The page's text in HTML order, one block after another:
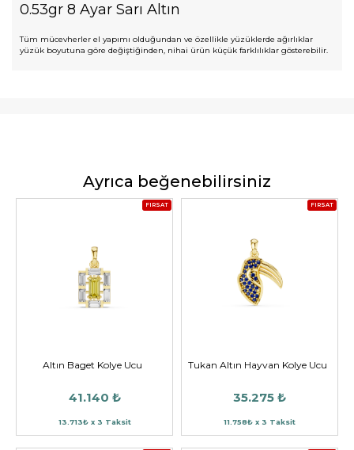
0.53gr 8 Ayar Sarı Altın
Tüm mücevherler el yapımı olduğundan ve özellikle yüzüklerde ağırlıklar
yüzük boyutuna göre değiştiğinden, nihai ürün küçük farklılıklar gösterebilir.
Ayrıca beğenebilirsiniz
FIRSAT
Altın Baget Kolye Ucu
41.140 ₺
13.713₺ x 3 Taksit
FIRSAT
Tukan Altın Hayvan Kolye Ucu
35.275 ₺
11.758₺ x 3 Taksit